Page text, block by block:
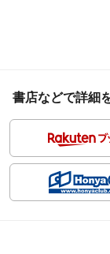
書店などで詳細